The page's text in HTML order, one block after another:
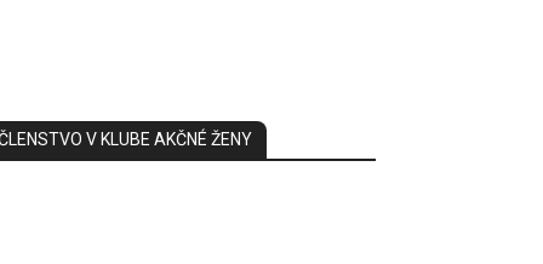
V KLUBE AKČNÉ ŽENY